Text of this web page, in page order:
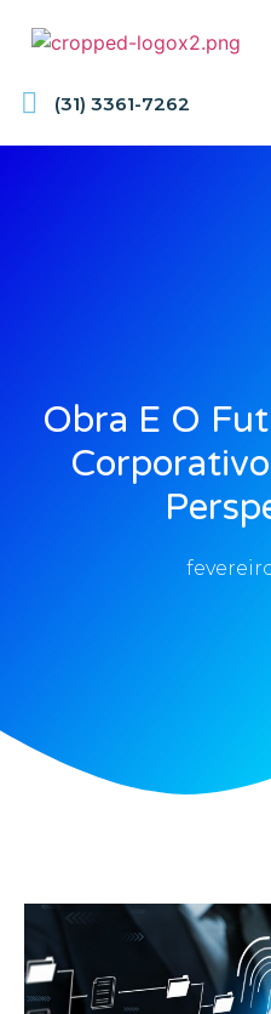
(31) 3361-7262
Obra E O